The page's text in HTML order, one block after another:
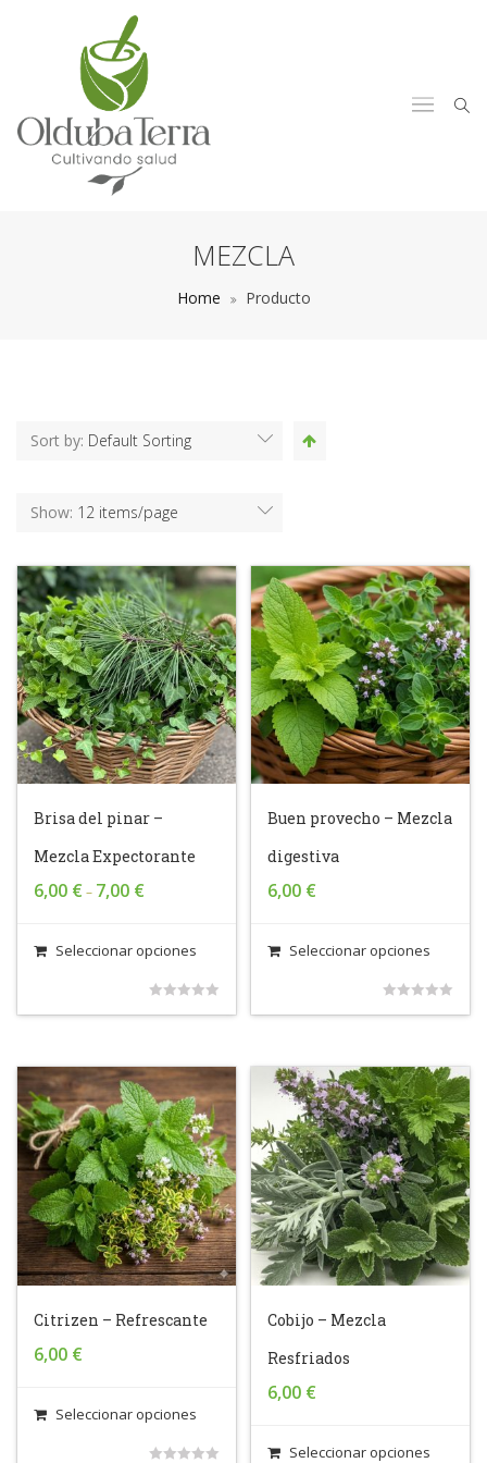
MEZCLA
Home Producto
Sort by: Default Sorting
Show: 12 items/page
Brisa del pinar –
Mezcla Expectorante
6,00 €– 7,00 €
Seleccionar opciones
5
Buen provecho – Mezcla
digestiva
6,00 €
Seleccionar opciones
of
5
Citrizen – Refrescante
6,00 €
Seleccionar opciones
Cobijo – Mezcla
Resfriados
6,00 €
Seleccionar opciones